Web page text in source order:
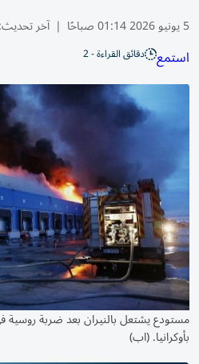
5 يونيو 2026 01:14 صباحًا | آخر تحديث:
استمع دقائق القراءة - 2
مستودع يشتعل بالنيران بعد ضربة روسية
بأوكرانيا. (اب)